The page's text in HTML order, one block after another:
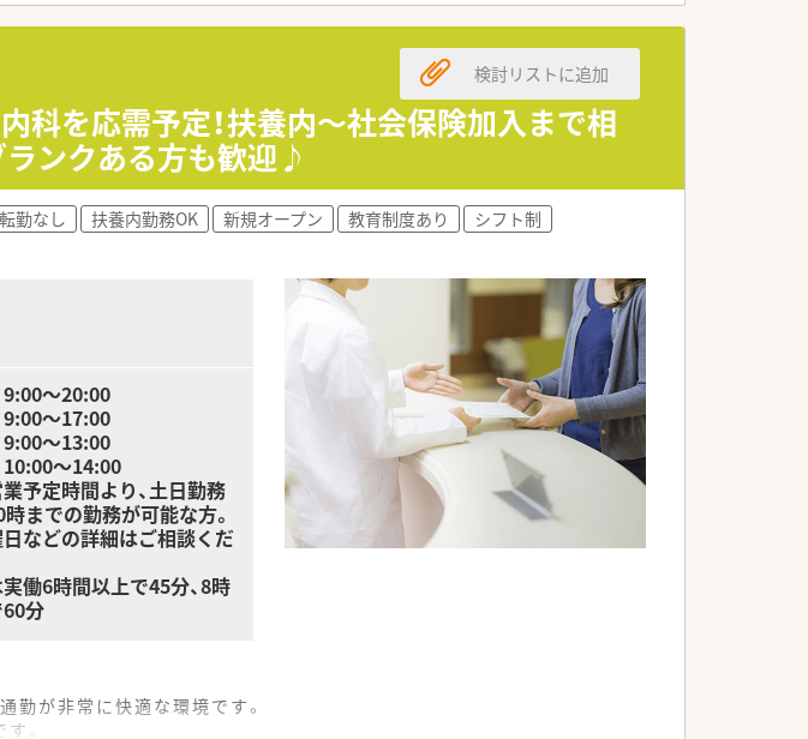
向けて法人全体で積極的に取り組んでいる企業です。
あり一人ひとりの意見が店舗運営に反映されやすいです。
ョンを大切にしながらきめ細かい服薬指導を行っています。
バランスを保ちながら健康的に働き続けられる環境です。
最新設備を導入し業務の効率化と過誤防止に努めています。
いるためしっかりとリフレッシュして業務に戻れます。
全体の業務を牽引しスタッフの指導やサポートを行っています。
り多様なバックグラウンドを持つスタッフが在籍する予定です。
たいという強い意欲を持ったスタッフが中心となって働きます。
科を応需予定！扶養内～社会保険加入まで相
ランクある方も歓迎♪
検討リストに追加
転勤なし 扶養内勤務OK 新規オープン 教育制度あり
シフト制
～20:00
～17:00
～13:00
～14:00
予定時間より、土日勤務
までの勤務が可能な方。
などの詳細はご相談くだ
働6時間以上で45分、8時
分
が非常に快適な環境です。
。